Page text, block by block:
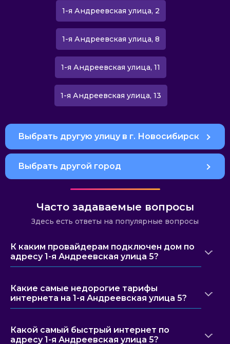
1-я Андреевская улица, 2
1-я Андреевская улица, 8
1-я Андреевская улица, 11
1-я Андреевская улица, 13
Выбрать другую улицу в г. Новосибирск
Выбрать другой город
Часто задаваемые вопросы
Здесь есть ответы на популярные вопросы
К каким провайдерам подключен дом по
адресу 1-я Андреевская улица 5?
Какие самые недорогие тарифы
интернета на 1-я Андреевская улица 5?
Какой самый быстрый интернет по
адресу 1-я Андреевская улица 5?